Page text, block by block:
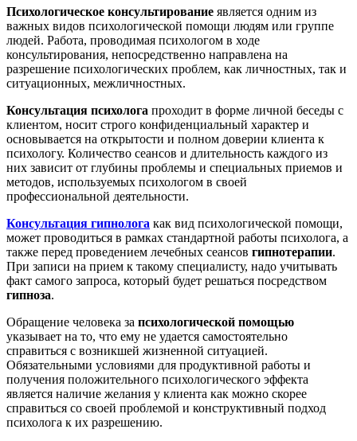
психолога.
Формы
и
виды
психологического
консультирования
Психологическое консультирование является одним из
важных видов психологической помощи людям или группе
людей. Работа, проводимая психологом в ходе
консультирования, непосредственно направлена на
разрешение психологических проблем, как личностных, так и
ситуационных, межличностных.
Консультация психолога проходит в форме личной беседы с
клиентом, носит строго конфиденциальный характер и
основывается на открытости и полном доверии клиента к
психологу. Количество сеансов и длительность каждого из
них зависит от глубины проблемы и специальных приемов и
методов, используемых психологом в своей
профессиональной деятельности.
Консультация гипнолога как вид психологической помощи,
может проводиться в рамках стандартной работы психолога, а
также перед проведением лечебных сеансов гипнотерапии.
При записи на прием к такому специалисту, надо учитывать
факт самого запроса, который будет решаться посредством
гипноза.
Обращение человека за психологической помощью
указывает на то, что ему не удается самостоятельно
справиться с возникшей жизненной ситуацией.
Обязательными условиями для продуктивной работы и
получения положительного психологического эффекта
является наличие желания у клиента как можно скорее
справиться со своей проблемой и конструктивный подход
психолога к их разрешению.